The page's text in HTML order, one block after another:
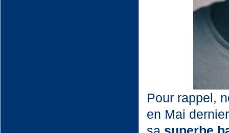
Pour rappel,
en Mai